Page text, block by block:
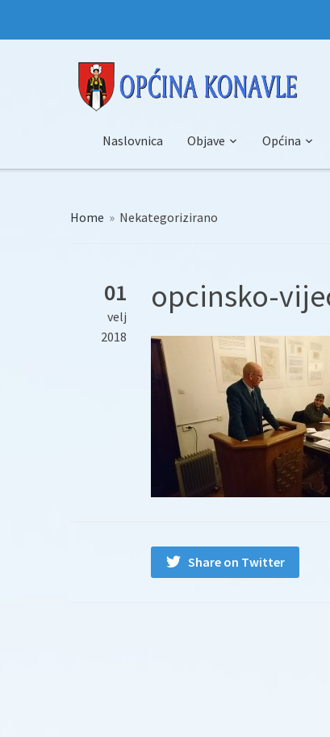
Naslovnica Objave Općina
Home » Nekategorizirano
01
velj
2018
opcinsko-
Share on Twitter